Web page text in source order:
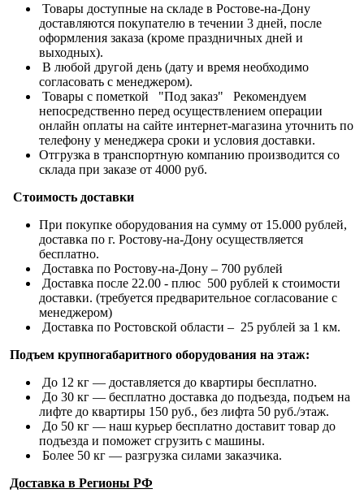
Товары доступные на складе в Ростове-на-Дону
доставляются покупателю в течении 3 дней, после
оформления заказа (кроме праздничных дней и
выходных).
В любой другой день (дату и время необходимо
согласовать с менеджером).
Товары с пометкой "Под заказ" Рекомендуем
непосредственно перед осуществлением операции
онлайн оплаты на сайте интернет-магазина уточнить по
телефону у менеджера сроки и условия доставки.
Отгрузка в транспортную компанию производится со
склада при заказе от 4000 руб.
Стоимость доставки
При покупке оборудования на сумму от 15.000 рублей,
доставка по г. Ростову-на-Дону осуществляется
бесплатно.
Доставка по Ростову-на-Дону – 700 рублей
Доставка после 22.00 - плюс 500 рублей к стоимости
доставки. (требуется предварительное согласование с
менеджером)
Доставка по Ростовской области – 25 рублей за 1 км.
Подъем крупногабаритного оборудования на этаж:
До 12 кг — доставляется до квартиры бесплатно.
До 30 кг — бесплатно доставка до подъезда, подъем на
лифте до квартиры 150 руб., без лифта 50 руб./этаж.
До 50 кг — наш курьер бесплатно доставит товар до
подъезда и поможет сгрузить с машины.
Более 50 кг — разгрузка силами заказчика.
Доставка в Регионы РФ